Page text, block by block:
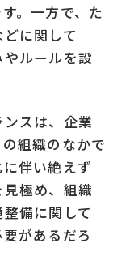
。一方で、た
に関して
ルールを設
スは、企業
組織のなかで
伴い絶えず
極め、組織
備に関して
があるだろ